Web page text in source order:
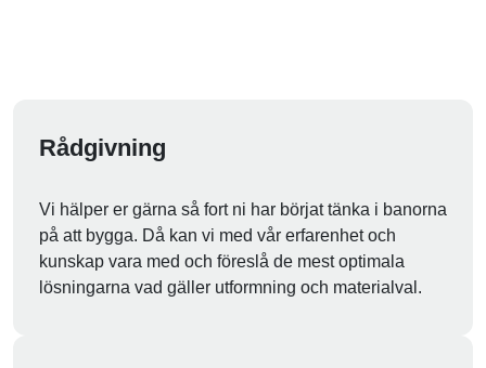
Rådgivning
Vi hälper er gärna så fort ni har börjat tänka i banorna
på att bygga. Då kan vi med vår erfarenhet och
kunskap vara med och föreslå de mest optimala
lösningarna vad gäller utformning och materialval.